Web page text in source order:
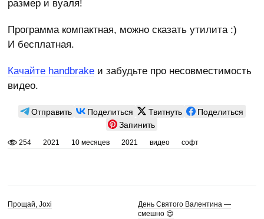
размер и вуаля!
Программа компактная, можно сказать утилита :)
И бесплатная.
Качайте handbrake и забудьте про несовместимость
видео.
Отправить Поделиться Твитнуть
Поделиться
Запинить
254 2021 10 месяцев 2021 видео софт
Прощай, Joxi
День Святого Валентина —
смешно 😍